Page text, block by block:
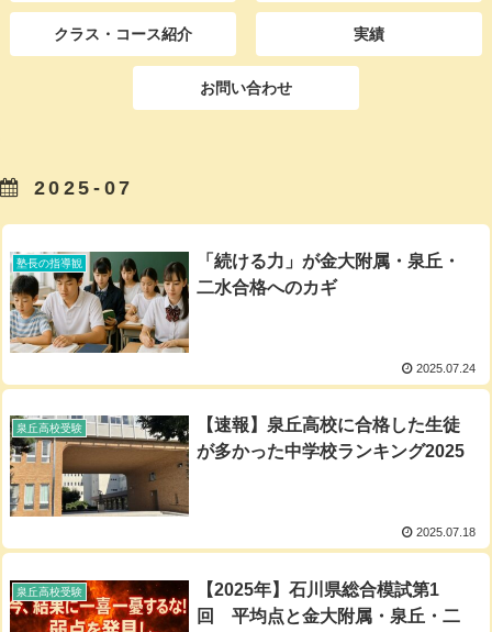
クラス・コース紹介 実績
お問い合わせ
2025-07
塾長の指導観
「続ける力」が金大附属・泉丘・
二水合格へのカギ
2025.07.24
泉丘高校受験
【速報】泉丘高校に合格した生徒
が多かった中学校ランキング2025
2025.07.18
泉丘高校受験
【2025年】石川県総合模試第1
回 平均点と金大附属・泉丘・二